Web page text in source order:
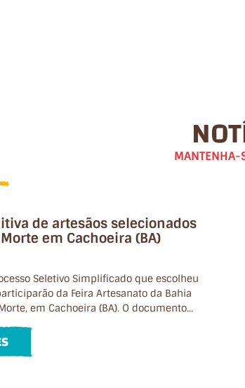
MANTENHA-
de artesãos selecionados
em Cachoeira (BA)
Seletivo Simplificado que escolheu
da Feira Artesanato da Bahia
em Cachoeira (BA). O documento...